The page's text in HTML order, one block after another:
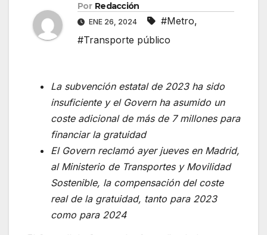
Por Redacción
ENE 26, 2024 #Metro,
#Transporte público
La subvención estatal de 2023 ha sido
insuficiente y el Govern ha asumido un
coste adicional de más de 7 millones para
financiar la gratuidad
El Govern reclamó ayer jueves en Madrid,
al Ministerio de Transportes y Movilidad
Sostenible, la compensación del coste
real de la gratuidad, tanto para 2023
como para 2024